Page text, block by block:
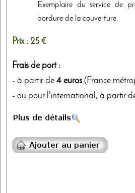
Exemplaire du service de
bordure de la couverture.
Prix : 25 €
Frais de port :
- à partir de 4 euros (France
- ou pour l'international, à partir de